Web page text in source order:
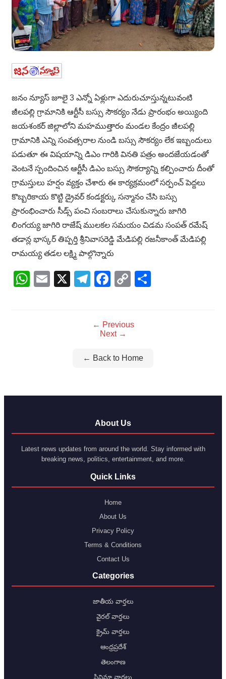
జనం న్యూస్ జూలై 3 ఎన్నో ఏళ్లుగా ఎదురుచూస్తున్నటువంటి
జీలపల్లి గ్రామానికి ఆర్టీసీ బస్సు సౌకర్యం నేడు ప్రారంభం అయ్యింది
జయశంకర్ జిల్లాలోని మహముత్తారం మండల కేంద్రం జీలపల్లి
గ్రామానికి ఎన్ని సంవత్సరాల నుండి బస్సు సౌకర్యం లేక ఇబ్బందులు
పడుతూ ఈ విషయాన్ని డిఎం గారికి వినతి పత్రం అందజేయడంతో
వెంటనే స్పందించిన ఆర్టీసీ డిఎం బస్సు సౌకర్యాన్ని కల్పించారు దీంతో
గ్రామస్తులు హర్షం వ్యక్తం చేశారు ఈ కార్యక్రమంలో సర్పంచ్ పెద్దలు
కొబ్బరికాయ కొట్టి డ్రైవర్ కండక్టర్కు సన్మానం చేసి బస్సు
ప్రారంభించారు సీడ్స్ పంచి సంబరాలు చేసుకున్నారు జాగిరి
లింగయ్య జాగిరి రాజేష్ ములకల సమయం చిడమ సంపత్ రమేష్
తడాన్ల భాస్కర్ తిప్పర్తి శ్రీనివాసరెడ్డి మేడిపల్లి రజనీకాంత్ మేడిపల్లి
రామయ్య తడల లక్ష్మి పాల్గొన్నారు
WhatsApp
Email
X Telegram
Facebook
Copy
← Previous
Next →
← Back to Home
About Us
Latest news updates from around the world. Stay informed with
breaking news, politics, entertainment, and more.
Quick Links
Home
About Us
Privacy Policy
Terms & Conditions
Contact Us
Categories
జాతీయ వార్తలు
వైరల్ వార్తలు
క్రైమ్ వార్తలు
ఆంధ్రప్రదేశ్
తెలంగాణ
సినిమా వార్తలు